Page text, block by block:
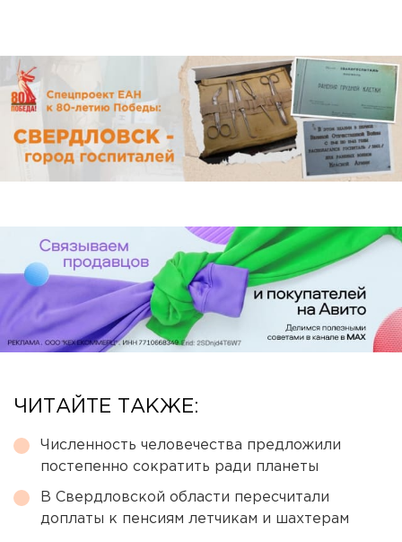
ЧИТАЙТЕ ТАКЖЕ:
Численность человечества предложили
постепенно сократить ради планеты
В Свердловской области пересчитали
доплаты к пенсиям летчикам и шахтерам